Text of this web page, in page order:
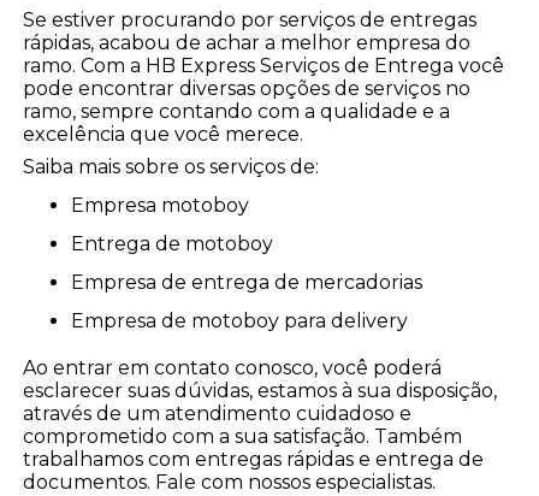
Se estiver procurando por serviços de entregas
rápidas, acabou de achar a melhor empresa do
ramo. Com a HB Express Serviços de Entrega você
pode encontrar diversas opções de serviços no
ramo, sempre contando com a qualidade e a
excelência que você merece.
Saiba mais sobre os serviços de:
empresa motoboy
entrega de motoboy
empresa de entrega de mercadorias
empresa de motoboy para delivery
Ao entrar em contato conosco, você poderá
esclarecer suas dúvidas, estamos à sua disposição,
através de um atendimento cuidadoso e
comprometido com a sua satisfação. Também
trabalhamos com entregas rápidas e entrega de
documentos. Fale com nossos especialistas.